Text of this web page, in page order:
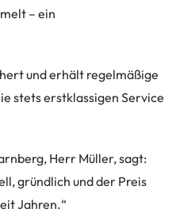
– ein
und erhält regelmäßige
stets erstklassigen Service
Herr Müller, sagt:
gründlich und der Preis
Jahren.“